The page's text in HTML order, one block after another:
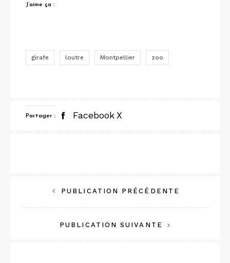
J’aime ça :
girafe loutre Montpellier zoo
Partager : Facebook X
Navigation
de
l’article
PUBLICATION PRÉCÉDENTE
PUBLICATION SUIVANTE